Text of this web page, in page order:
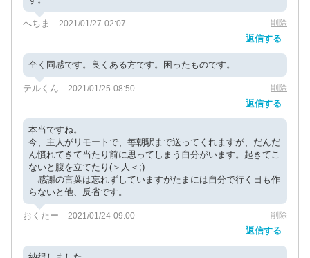
へちま 2021/01/27 02:07 削除
返信する
全く同感です。良くある方です。困ったものです。
テルくん 2021/01/25 08:50 削除
返信する
本当ですね。
今、主人がリモートで、毎朝駅まで送ってくれますが、だんだ
ん慣れてきて当たり前に思ってしまう自分がいます。起きてこ
ないと腹を立てたり(＞人＜;)
感謝の言葉は忘れずしていますがたまには自分で行く日も作
らないと他、反省です。
おくたー 2021/01/24 09:00 削除
返信する